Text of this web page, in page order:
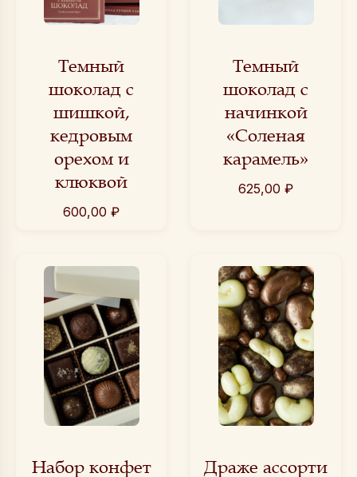
Темный
шоколад с
шишкой,
кедровым
орехом и
клюквой
600,00 ₽
Темный
шоколад с
начинкой
«Соленая
карамель»
625,00 ₽
Набор конфет Драже ассорти